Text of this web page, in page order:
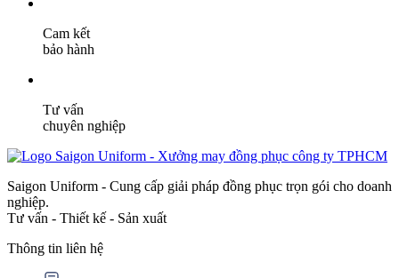
Cam kết
bảo hành
Tư vấn
chuyên nghiệp
Saigon Uniform - Cung cấp giải pháp đồng phục trọn gói cho doanh
nghiệp.
Tư vấn - Thiết kế - Sản xuất
Thông tin liên hệ